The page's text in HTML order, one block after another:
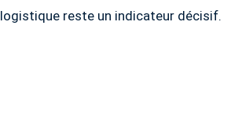
logistique reste un indicateur décisif.